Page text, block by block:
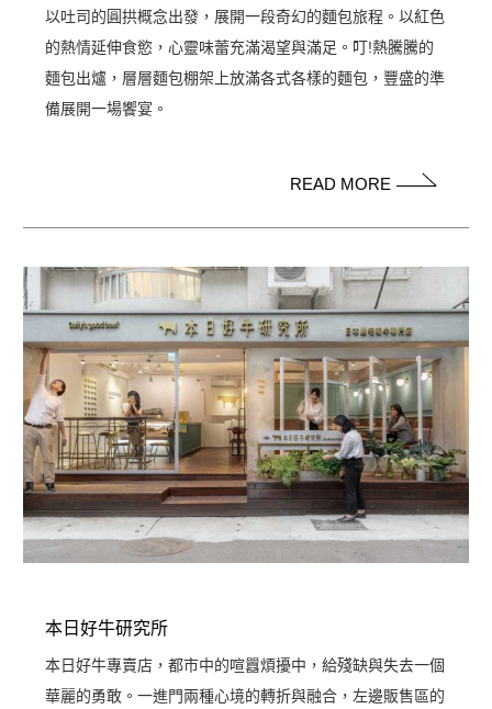
以吐司的圓拱概念出發，展開一段奇幻的麵包旅程。以紅色
的熱情延伸食慾，心靈味蕾充滿渴望與滿足。叮!熱騰騰的
麵包出爐，層層麵包棚架上放滿各式各樣的麵包，豐盛的準
備展開一場饗宴。
READ MORE
本日好牛研究所
本日好牛專賣店，都市中的喧囂煩擾中，給殘缺與失去一個
華麗的勇敢。一進門兩種心境的轉折與融合，左邊販售區的